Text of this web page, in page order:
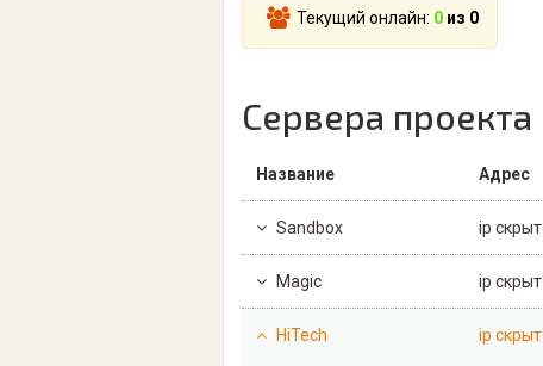
Текущий онлайн: 0 из 0
Сервера проекта
Название Адрес
Sandbox ip скрыт
Magic ip скрыт
HiTech ip скрыт